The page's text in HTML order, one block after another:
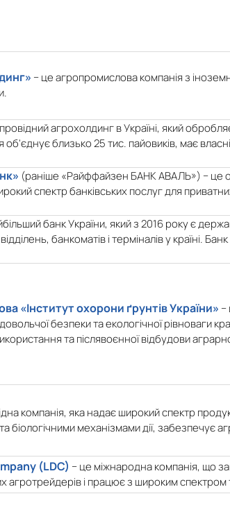
− це агропромислова компанія з
агрохолдинг в Україні, який
об'єднує близько 25 тис. пайовиків, має
(раніше «Райффайзен БАНК АВАЛЬ») − це
спектр банківських послуг для
банк України, який з 2016 року є
банкоматів і терміналів у країні.
«Інститут охорони ґрунтів України» −
безпеки та екологічної рівноваги
та післявоєнної відбудови
компанія, яка надає широкий спектр
та біологічними механізмами дії, забезпечує
(LDC) − це міжнародна компанія, що
агротрейдерів і працює з широким спектром